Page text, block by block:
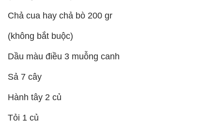
Chả cua hay chả bò 200 gr
(không bắt buộc)
Dầu màu điều 3 muỗng canh
Sả 7 cây
Hành tây 2 củ
Tỏi 1 củ